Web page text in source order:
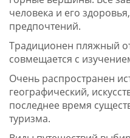
человека и его
предпочтений.
Традиционен пляжный
совмещается с
Очень распространен
географический,
последнее время
туризма.